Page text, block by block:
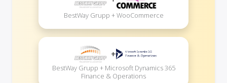
BestWay Grupp + WooCommerce
+
BestWay Grupp + Microsoft Dynamics 365
Finance & Operations